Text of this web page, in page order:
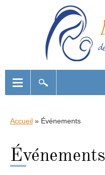
Accueil » Événements
Événements